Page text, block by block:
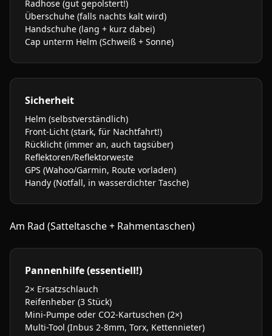
Radhose (gut gepolstert!)
Überschuhe (falls nachts kalt wird)
Handschuhe (lang + kurz dabei)
Cap unterm Helm (Schweiß + Sonne)
Sicherheit
Helm (selbstverständlich)
Front-Licht (stark, für Nachtfahrt!)
Rücklicht (immer an, auch tagsüber)
Reflektoren/Reflektorweste
GPS (Wahoo/Garmin, Route vorladen)
Handy (Notfall, in wasserdichter Tasche)
Am Rad (Satteltasche + Rahmentaschen)
Pannenhilfe (essentiell!)
2× Ersatzschlauch
Reifenheber (3 Stück)
Mini-Pumpe oder CO2-Kartuschen (2×)
Multi-Tool (Inbus 2-8mm, Torx, Kettennieter)